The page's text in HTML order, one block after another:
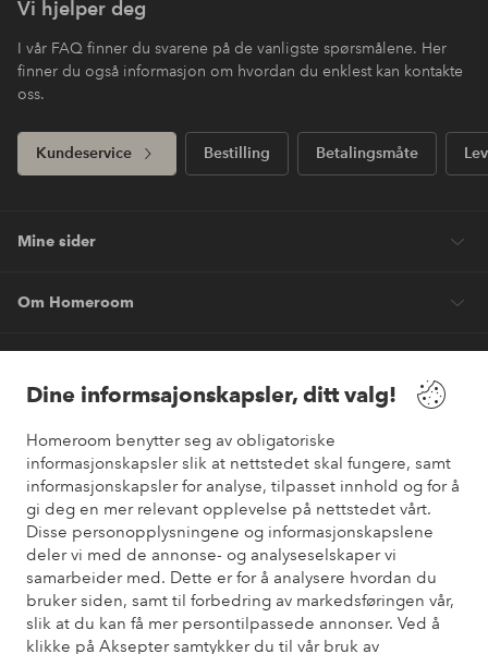
Dine informsajonskapsler, ditt valg!
Homeroom benytter seg av obligatoriske
informasjonskapsler slik at nettstedet skal fungere, samt
informasjonskapsler for analyse, tilpasset innhold og for å
gi deg en mer relevant opplevelse på nettstedet vårt.
Disse personopplysningene og informasjonskapslene
deler vi med de annonse- og analyseselskaper vi
samarbeider med. Dette er for å analysere hvordan du
bruker siden, samt til forbedring av markedsføringen vår,
slik at du kan få mer persontilpassede annonser. Ved å
klikke på Aksepter samtykker du til vår bruk av
Vi hjelper deg
I vår FAQ finner du svarene på de vanligste spørsmålene. Her
finner du også informasjon om hvordan du enklest kan kontakte
oss.
Kundeservice Bestilling Betalingsmåte
Mine sider
Om Homeroom
Venner
Sikre betalinger
Vil du vite mer om våre betalingsalternativer?
elpy